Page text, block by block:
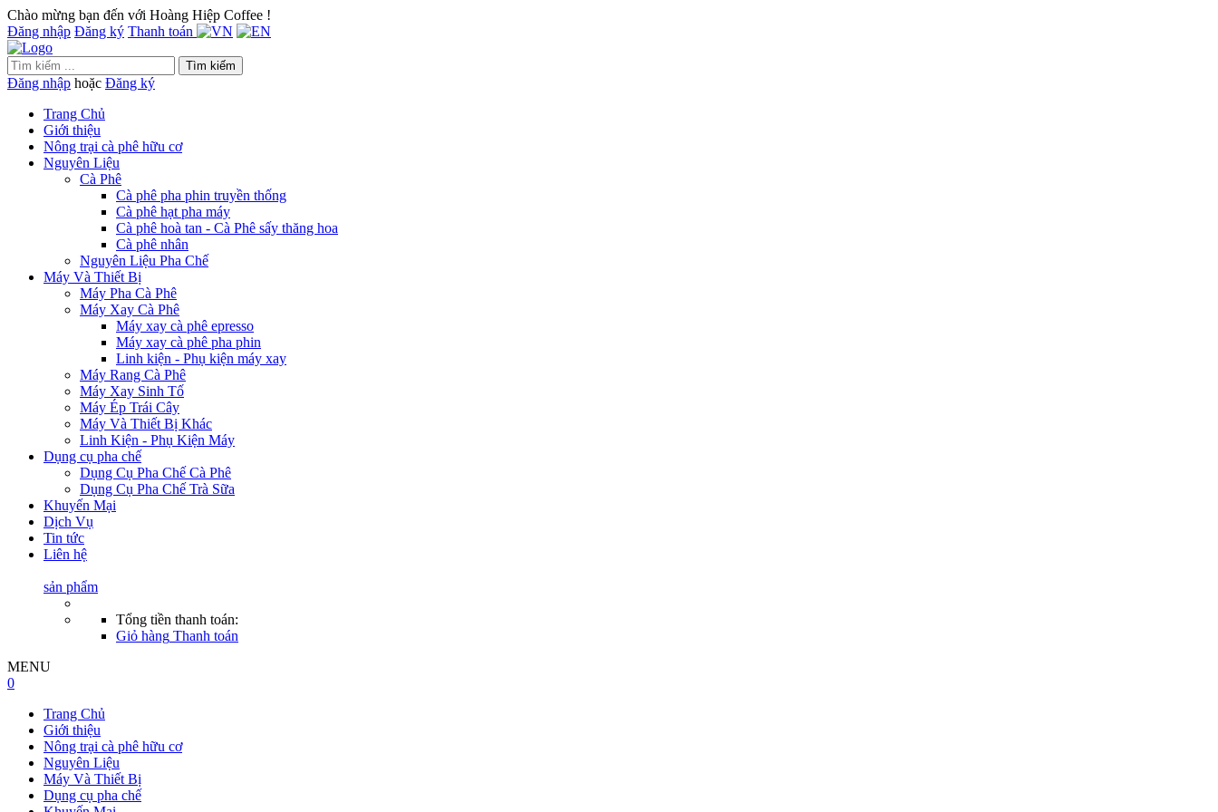
Chào mừng bạn đến với Hoàng Hiệp Coffee !
Đăng nhập Đăng ký Thanh toán
Tìm kiếm
Đăng nhập hoặc Đăng ký
Trang Chủ
Giới thiệu
Nông trại cà phê hữu cơ
Nguyên Liệu
Cà Phê
Cà phê pha phin truyền thống
Cà phê hạt pha máy
Cà phê hoà tan - Cà Phê sấy thăng hoa
Cà phê nhân
Nguyên Liệu Pha Chế
Máy Và Thiết Bị
Máy Pha Cà Phê
Máy Xay Cà Phê
Máy xay cà phê epresso
Máy xay cà phê pha phin
Linh kiện - Phụ kiện máy xay
Máy Rang Cà Phê
Máy Xay Sinh Tố
Máy Ép Trái Cây
Máy Và Thiết Bị Khác
Linh Kiện - Phụ Kiện Máy
Dụng cụ pha chế
Dụng Cụ Pha Chế Cà Phê
Dụng Cụ Pha Chế Trà Sữa
Khuyến Mại
Dịch Vụ
Tin tức
Liên hệ
sản phẩm
Tổng tiền thanh toán:
Giỏ hàng Thanh toán
MENU
0
Trang Chủ
Giới thiệu
Nông trại cà phê hữu cơ
Nguyên Liệu
Máy Và Thiết Bị
Dụng cụ pha chế